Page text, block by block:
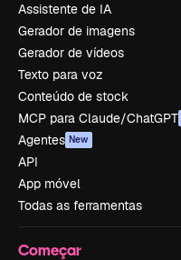
Assistente de IA
Gerador de imagens
Gerador de vídeos
Texto para voz
Conteúdo de stock
MCP para Claude/ChatGPT
Agentes New
API
App móvel
Todas as ferramentas
Começar